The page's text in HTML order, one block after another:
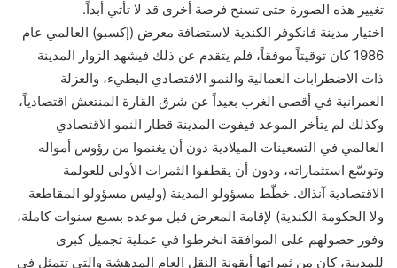
تغيير هذه الصورة حتى تسنح فرصة أخرى قد لا تأتي أبداً.
اختيار مدينة فانكوفر الكندية لاستضافة معرض (إكسبو) العالمي عام
1986 كان توقيتاً موفقاً، فلم يتقدم عن ذلك فيشهد الزوار المدينة
ذات الاضطرابات العمالية والنمو الاقتصادي البطيء، والعزلة
العمرانية في أقصى الغرب بعيداً عن شرق القارة المنتعش اقتصادياً،
وكذلك لم يتأخر الموعد فيفوت المدينة قطار النمو الاقتصادي
العالمي في التسعينات الميلادية دون أن يغنموا من رؤوس أمواله
وتوسّع استثماراته، ودون أن يقطفوا الثمرات الأولى للعولمة
الاقتصادية آنذاك. خطّط مسؤولو المدينة (وليس مسؤولو المقاطعة
ولا الحكومة الكندية) لإقامة المعرض قبل موعده بسبع سنوات كاملة،
وفور حصولهم على الموافقة انخرطوا في عملية تجميل كبرى
للمدينة، كان من ثمراتها أيقونة النقل العام المدهشة والتي تتمثل في